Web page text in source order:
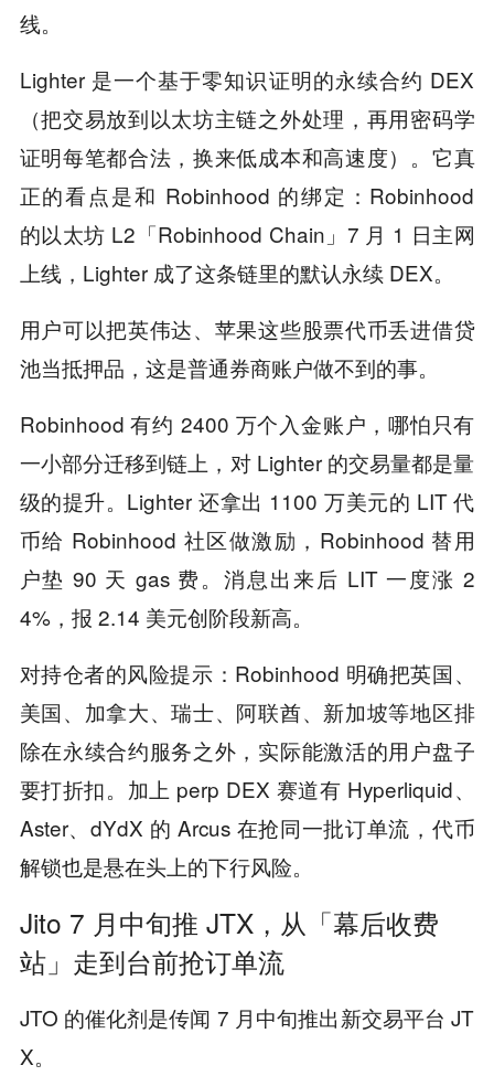
线。
Lighter 是一个基于零知识证明的永续合约 DEX
（把交易放到以太坊主链之外处理，再用密码学
证明每笔都合法，换来低成本和高速度）。它真
正的看点是和 Robinhood 的绑定：Robinhood
的以太坊 L2「Robinhood Chain」7 月 1 日主网
上线，Lighter 成了这条链里的默认永续 DEX。
用户可以把英伟达、苹果这些股票代币丢进借贷
池当抵押品，这是普通券商账户做不到的事。
Robinhood 有约 2400 万个入金账户，哪怕只有
一小部分迁移到链上，对 Lighter 的交易量都是量
级的提升。Lighter 还拿出 1100 万美元的 LIT 代
币给 Robinhood 社区做激励，Robinhood 替用
户垫 90 天 gas 费。消息出来后 LIT 一度涨 2
4%，报 2.14 美元创阶段新高。
对持仓者的风险提示：Robinhood 明确把英国、
美国、加拿大、瑞士、阿联酋、新加坡等地区排
除在永续合约服务之外，实际能激活的用户盘子
要打折扣。加上 perp DEX 赛道有 Hyperliquid、
Aster、dYdX 的 Arcus 在抢同一批订单流，代币
解锁也是悬在头上的下行风险。
Jito 7 月中旬推 JTX，从「幕后收费
站」走到台前抢订单流
JTO 的催化剂是传闻 7 月中旬推出新交易平台 JT
X。